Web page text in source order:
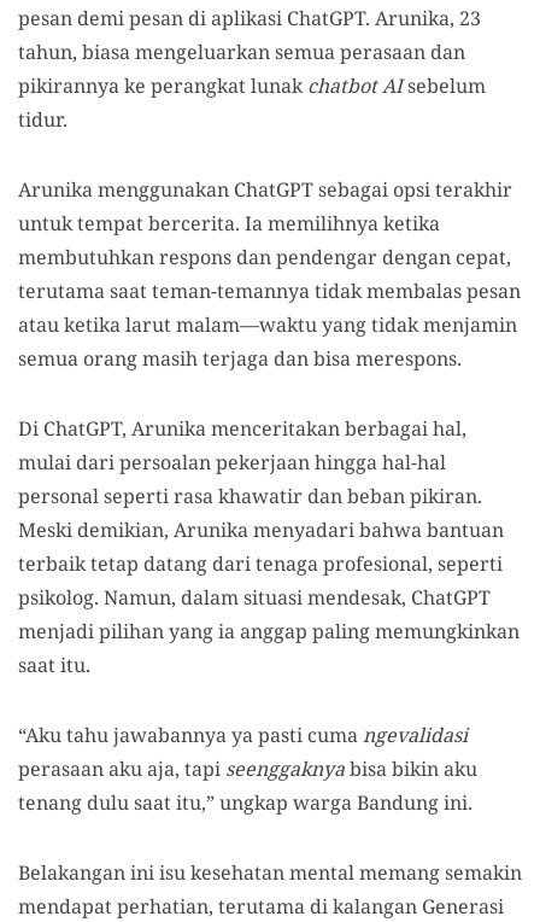
pesan demi pesan di aplikasi ChatGPT. Arunika, 23
tahun, biasa mengeluarkan semua perasaan dan
pikirannya ke perangkat lunakchatbot AIsebelum
tidur.
Arunika menggunakan ChatGPT sebagai opsi terakhir
untuk tempat bercerita. Ia memilihnya ketika
membutuhkan respons dan pendengar dengan cepat,
terutama saat teman-temannya tidak membalas pesan
atau ketika larut malam—waktu yang tidak menjamin
semua orang masih terjaga dan bisa merespons.
Di ChatGPT, Arunika menceritakan berbagai hal,
mulai dari persoalan pekerjaan hingga hal-hal
personal seperti rasa khawatir dan beban pikiran.
Meski demikian, Arunika menyadari bahwa bantuan
terbaik tetap datang dari tenaga profesional, seperti
psikolog. Namun, dalam situasi mendesak, ChatGPT
menjadi pilihan yang ia anggap paling memungkinkan
saat itu.
“Aku tahu jawabannya ya pasti cumangevalidasi
perasaan aku aja, tapi seenggaknyabisa bikin aku
tenang dulu saat itu,” ungkap warga Bandung ini.
Belakangan ini isu kesehatan mental memang semakin
mendapat perhatian, terutama di kalangan Generasi